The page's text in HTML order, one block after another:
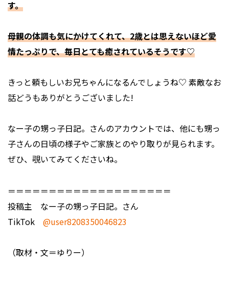
す。
母親の体調も気にかけてくれて、2歳とは思えないほど愛
情たっぷりで、毎日とても癒されているそうです♡
――きっと頼もしいお兄ちゃんになるんでしょうね♡ 素敵なお
話どうもありがとうございました!
なー子の甥っ子日記。さんのアカウントでは、他にも甥っ
子さんの日頃の様子やご家族とのやり取りが見られます。
ぜひ、覗いてみてくださいね。
＝＝＝＝＝＝＝＝＝＝＝＝＝＝＝＝＝＝＝＝
投稿主 なー子の甥っ子日記。さん
TikTok @user8208350046823
（取材・文＝ゆりー）